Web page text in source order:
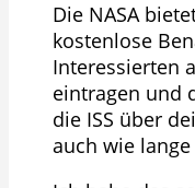
Die NASA
kostenlose
Interessierten
eintragen und
die ISS über
auch wie